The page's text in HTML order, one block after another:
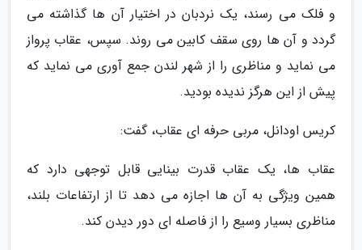
و فلک می رسند، یک نردبان در اختیار آن ها گذاشته می
گردد و آن ها روی سقف کابین می روند. سپس، عقاب پرواز
می نماید و مناظری را از شهر لندن جمع آوری می نماید که
پیش از این هرگز ندیده بودید.
کریس اودانل، مربی حرفه ای عقاب، گفت:
عقاب ها، یک عقاب قدرت بینایی قابل توجهی دارد که
همین ویژگی به آن ها اجازه می دهد تا از ارتفاعات بلند،
مناظری بسیار وسیع را از فاصله ای دور دیدن کند.